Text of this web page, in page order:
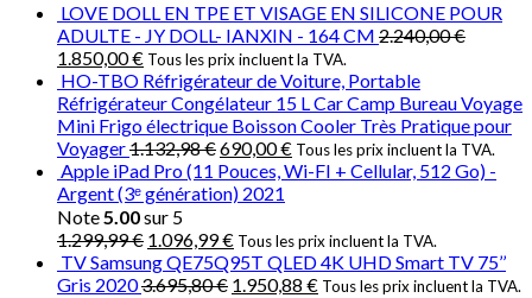
LOVE DOLL EN TPE ET VISAGE EN SILICONE POUR
ADULTE - JY DOLL- IANXIN - 164 CM 2.240,00€
1.850,00€ Tous les prix incluent la TVA.
HO-TBO Réfrigérateur de Voiture, Portable
Réfrigérateur Congélateur 15 L Car Camp Bureau Voyage
Mini Frigo électrique Boisson Cooler Très Pratique pour
Voyager1.132,98€690,00€ Tous les prix incluent la TVA.
Apple iPad Pro (11 Pouces, Wi-FI + Cellular, 512 Go) -
Argent (3ᵉ génération) 2021
Note5.00sur 5
1.299,99€ 1.096,99€ Tous les prix incluent la TVA.
TV Samsung QE75Q95T QLED 4K UHD Smart TV 75’’
Gris 20203.695,80€ 1.950,88 € Tous les prix incluent la TVA.